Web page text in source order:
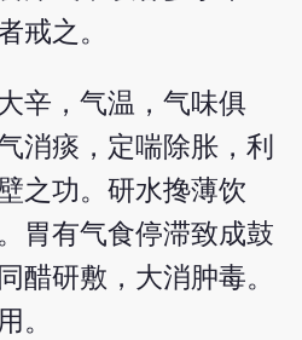
戒之。
辛，气温，气味俱
消痰，定喘除胀，利
之功。研水搀薄饮
胃有气食停滞致成鼓
醋研敷，大消肿毒。
。